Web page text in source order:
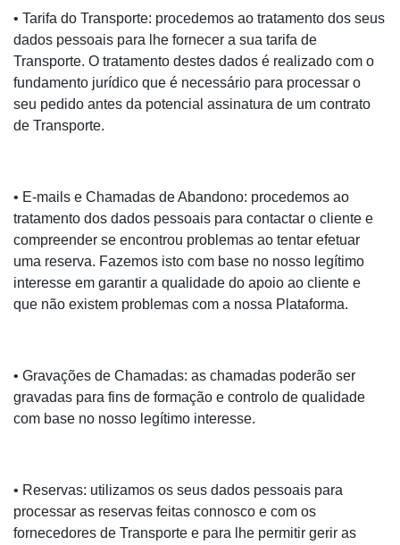
• Tarifa do Transporte: procedemos ao tratamento dos seus
dados pessoais para lhe fornecer a sua tarifa de
Transporte. O tratamento destes dados é realizado com o
fundamento jurídico que é necessário para processar o
seu pedido antes da potencial assinatura de um contrato
de Transporte.
• E-mails e Chamadas de Abandono: procedemos ao
tratamento dos dados pessoais para contactar o cliente e
compreender se encontrou problemas ao tentar efetuar
uma reserva. Fazemos isto com base no nosso legítimo
interesse em garantir a qualidade do apoio ao cliente e
que não existem problemas com a nossa Plataforma.
• Gravações de Chamadas: as chamadas poderão ser
gravadas para fins de formação e controlo de qualidade
com base no nosso legítimo interesse.
• Reservas: utilizamos os seus dados pessoais para
processar as reservas feitas connosco e com os
fornecedores de Transporte e para lhe permitir gerir as